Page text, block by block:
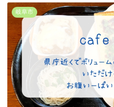
岐阜市